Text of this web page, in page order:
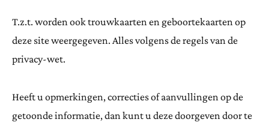
T.z.t. worden ook trouwkaarten en geboortekaarten op
deze site weergegeven. Alles volgens de regels van de
privacy-wet.
Heeft u opmerkingen, correcties of aanvullingen op de
getoonde informatie, dan kunt u deze doorgeven door te